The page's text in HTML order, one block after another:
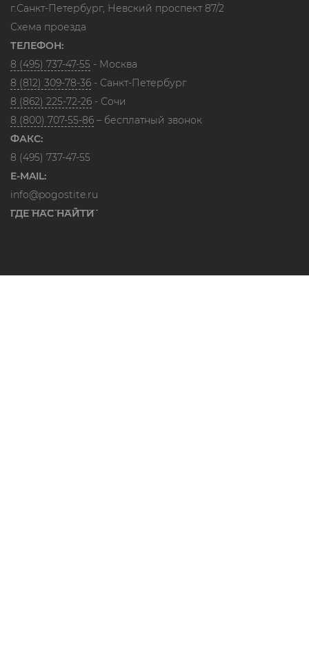
г.Санкт-Петербург, Невский проспект 87/2
Схема проезда
ТЕЛЕФОН:
8 (495) 737-47-55 - Москва
8 (812) 309-78-36 - Санкт-Петербург
8 (862) 225-72-26 - Сочи
8 (800) 707-55-86 – бесплатный звонок
ФАКС:
8 (495) 737-47-55
E-MAIL:
info@pogostite.ru
ГДЕ НАС НАЙТИ